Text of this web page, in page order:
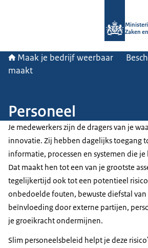
Zaken
Maak je bedrijf weerbaar
maakt
Personeel
Je medewerkers zijn de dragers van je
innovatie. Zij hebben dagelijks toegang
informatie, processen en systemen die
Dat maakt hen tot een van je grootste
tegelijkertijd ook tot een potentieel
onbedoelde fouten, bewuste diefstal
beïnvloeding door externe partijen,
je groeikracht ondermijnen.
Slim personeelsbeleid helpt je deze